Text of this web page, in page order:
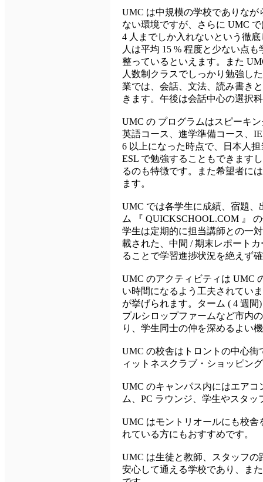
UMC は中規模の学校でありな
ない環境ですが、さらに UMC
4 人までしか入れないという徹
人は平均 15 % 程度と少ない点
整っているといえます。また
人数制クラスでしっかり勉強し
業では、会話、文法、読み書き
きます。午後は会話中心の選択
UMC の プログラムはスピーキ
英語コース、進学準備コース、
6 以上になった時点で、日本人
ESL で勉強することもできます
るのも特徴です。また希望者に
ます。
UMC では各学生に成績、宿題
ム 『 QUICKSCHOOL.COM 』
学生は定期的に担当講師との一
載された、中間 / 期末レポート
ることで学習進捗状況を絶えず
UMC のアクティビティは UMC
い時間になるよう工夫されてい
が挙げられます。ターム ( 4 週
プルシロップファームなど市内
り、学生同士の仲を深めるよい
UMC の校舎はトロントの中心街
ィットネスクラブ・ショッピン
UMC のキャンパス内にはエア
ム、PC ラウンジ、学生やスタ
UMC はモントリオールにも校
れている方にもおすすめです。
UMC は生徒と教師、スタッフ
安心して通える学校であり、ま